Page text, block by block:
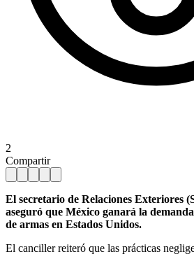
2
Compartir
El secretario de Relaciones Exteriores
aseguró que México ganará la
de armas en Estados Unidos.
El canciller reiteró que las prácticas